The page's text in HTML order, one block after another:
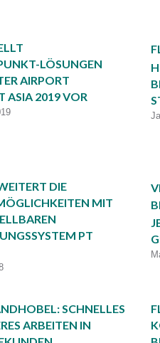
LÖSUNGEN
AIRPORT
ASIA 2019 VOR
DIE
MIT
PT
SCHNELLES
ARBEITEN IN